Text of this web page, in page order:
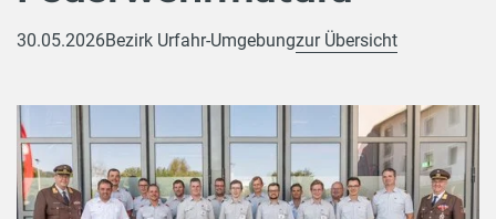
30.05.2026Bezirk Urfahr-Umgebungzur Übersicht